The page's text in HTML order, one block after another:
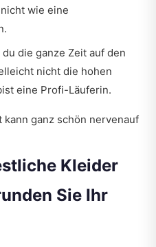
wie eine
die ganze Zeit auf den
nicht die hohen
eine Profi-Läuferin.
ganz schön nervenauf
Kleider
Sie Ihr